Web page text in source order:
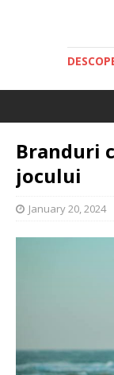
Branduri
jocului
January 20, 2024